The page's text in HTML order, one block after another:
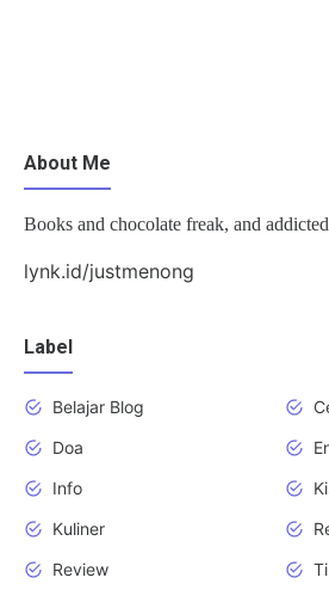
About Me
Books and chocolate freak, and
lynk.id/justmenong
Label
Belajar Blog
Doa
Info
Kuliner
Review